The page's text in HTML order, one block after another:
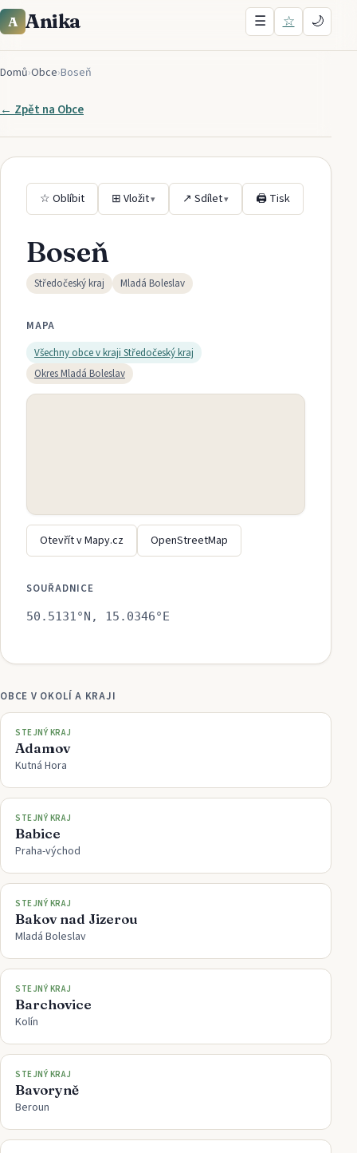
A Anika ☰ ☆ 🌙
Domů›Obce›Boseň
← Zpět na Obce
☆ Oblíbit ⊞ Vložit▾ ↗ Sdílet▾ 🖨 Tisk
Boseň
Středočeský kraj Mladá Boleslav
MAPA
Všechny obce v kraji Středočeský kraj
OkresMladá Boleslav
Otevřít v Mapy.cz OpenStreetMap
SOUŘADNICE
50.5131°N, 15.0346°E
OBCE V OKOLÍ A KRAJI
STEJNÝ KRAJ
Adamov
Kutná Hora
STEJNÝ KRAJ
Babice
Praha-východ
STEJNÝ KRAJ
Bakov nad Jizerou
Mladá Boleslav
STEJNÝ KRAJ
Barchovice
Kolín
STEJNÝ KRAJ
Bavoryně
Beroun